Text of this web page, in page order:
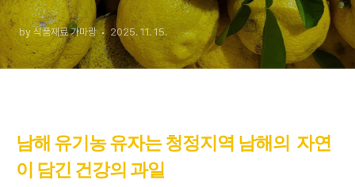
by 식품재료 가마랑 2025. 11. 15.
남해 유기농 유자는 청정지역 남해의 자연
이 담긴 건강의 과일